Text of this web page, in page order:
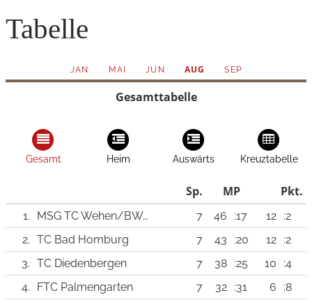
Tabelle
JAN MAI JUN AUG SEP
Gesamttabelle
Gesamt Heim Auswärts Kreuztabelle
Sp. MP Pkt.
1. MSG TC Wehen/BW Taunusstein 7 46 :17 12 :2
2. TC Bad Homburg 7 43 :20 12 :2
3. TC Diedenbergen 7 38 :25 10
:4
4.
FTC Palmengarten 7 32 :31 6
:8